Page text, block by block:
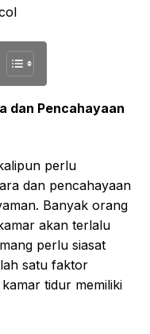
dan Pencahayaan
perlu
dan pencahayaan
Banyak orang
akan terlalu
perlu siasat
satu faktor
tidur memiliki